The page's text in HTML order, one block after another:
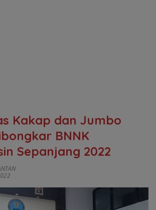
Kakap dan Jumbo
BNNK
Sepanjang 2022